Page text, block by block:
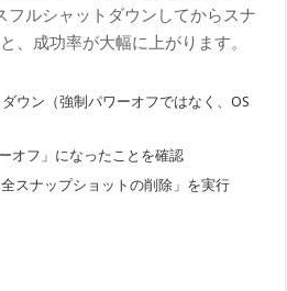
フルシャットダウンしてからスナ
、成功率が大幅に上がります。
ウン（強制パワーオフではなく、OS
オフ」になったことを確認
スナップショットの削除」を実行